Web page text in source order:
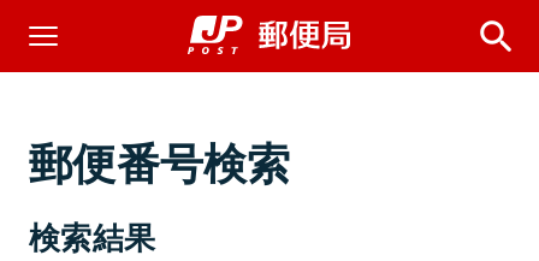
郵便番号検索
検索結果